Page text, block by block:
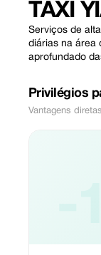
TAXI
Serviços de
diárias na área
aprofundado
Privilégios
Vantagens